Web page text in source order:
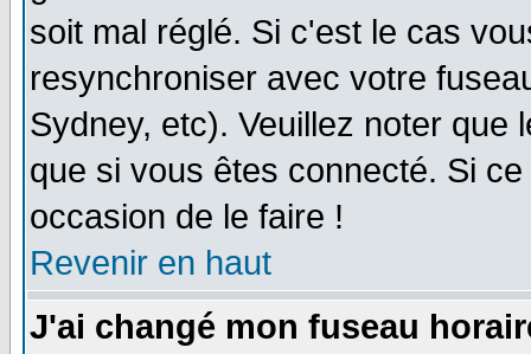
soit mal réglé. Si c'est le cas
resynchroniser avec votre
Sydney, etc). Veuillez noter que
que si vous êtes connecté. Si
occasion de le faire !
Revenir en haut
J'ai changé mon fuseau